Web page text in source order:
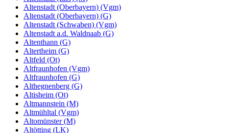
Altenstadt (Oberbayern) (Vgm)
Altenstadt (Oberbayern) (G)
Altenstadt (Schwaben) (Vgm)
Altenstadt a.d. Waldnaab (G)
Altenthann (G)
Altertheim (G)
Altfeld (Ot)
Altfraunhofen (Vgm)
Altfraunhofen (G)
Althegnenberg (G)
Altisheim (Ot)
Altmannstein (M)
Altmühltal (Vgm)
Altomünster (M)
Altötting (LK)